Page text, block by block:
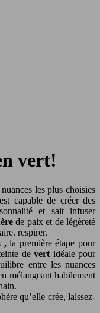
vert!
les plus choisies
capable de créer des
et sait infuser
de paix et de légèreté
respirer.
,la première étape pour
devert idéale pour
entre les nuances
mélangeant habilement
qu’elle crée, laissez-